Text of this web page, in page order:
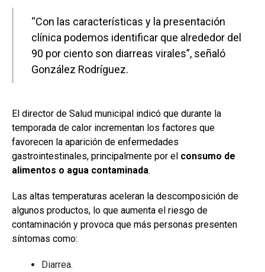
“Con las características y la presentación
clínica podemos identificar que alrededor del
90 por ciento son diarreas virales”, señaló
González Rodríguez.
El director de Salud municipal indicó que durante la
temporada de calor incrementan los factores que
favorecen la aparición de enfermedades
gastrointestinales, principalmente por el consumo de
alimentos o agua contaminada.
Las altas temperaturas aceleran la descomposición de
algunos productos, lo que aumenta el riesgo de
contaminación y provoca que más personas presenten
síntomas como:
Diarrea.